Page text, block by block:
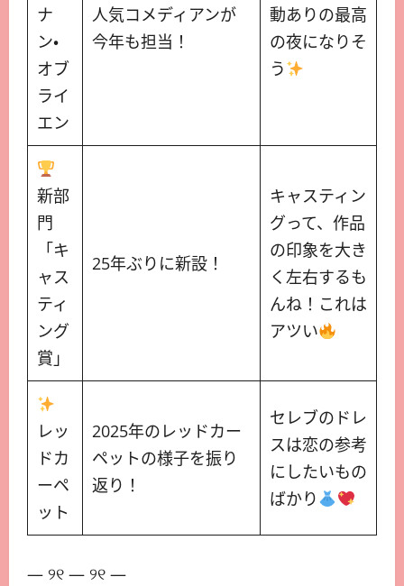
ナ
ン・
オブ
ライ
エン
人気コメディアンが
今年も担当！
動ありの最高
の夜になりそ
う
新部
門
「キ
ャス
ティ
ング
賞」
25年ぶりに新設！
キャスティン
グって、作品
の印象を大き
く左右するも
んね！これは
アツい
レッ
ドカ
ーペ
ット
2025年のレッドカー
ペットの様子を振り
返り！
セレブのドレ
スは恋の参考
にしたいもの
ばかり
— ୨୧ — ୨୧ —